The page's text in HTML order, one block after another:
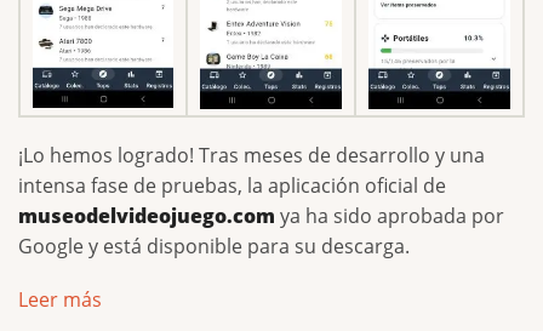
¡Lo hemos logrado! Tras meses de desarrollo y una
intensa fase de pruebas, la aplicación oficial de
museodelvideojuego.com ya ha sido aprobada por
Google y está disponible para su descarga.
Leer más